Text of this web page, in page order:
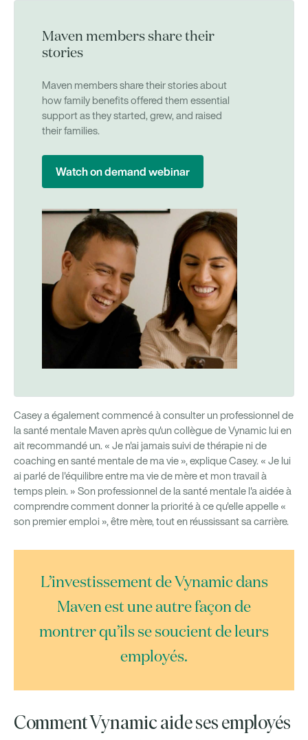
Maven members share their
stories
Maven members share their stories about
how family benefits offered them essential
support as they started, grew, and raised
their families.
Watch on demand webinar
Casey a également commencé à consulter un professionnel de
la santé mentale Maven après qu'un collègue de Vynamic lui en
ait recommandé un. « Je n'ai jamais suivi de thérapie ni de
coaching en santé mentale de ma vie », explique Casey. « Je lui
ai parlé de l'équilibre entre ma vie de mère et mon travail à
temps plein. » Son professionnel de la santé mentale l'a aidée à
comprendre comment donner la priorité à ce qu'elle appelle «
son premier emploi », être mère, tout en réussissant sa carrière.
L’investissement de Vynamic dans
Maven est une autre façon de
montrer qu’ils se soucient de leurs
employés.
Comment Vynamic aide ses employés